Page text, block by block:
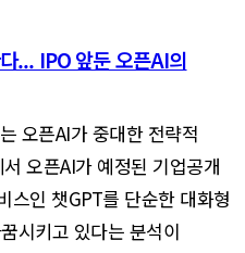
... IPO 앞둔 오픈AI의
오픈AI가 중대한 전략적
오픈AI가 예정된 기업공개
스인 챗GPT를 단순한 대화형
시키고 있다는 분석이